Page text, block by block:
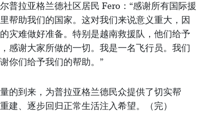
普拉亚格兰德社区居民 Fero：“感谢所有国际援
帮助我们的国家。这对我们来说意义重大，因
灾难做好准备。特别是越南救援队，他们给予
感谢大家所做的一切。我是一名飞行员。我们
你们给予我们的帮助。”
的到来，为普拉亚格兰德民众提供了切实帮
建、逐步回归正常生活注入希望。（完）